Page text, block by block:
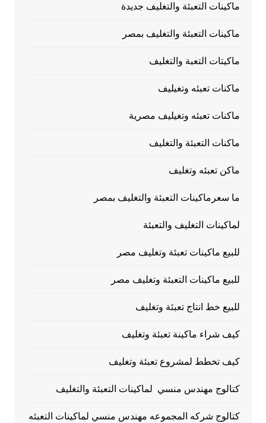
ماكينات التعبئة والتغليف جديدة
ماكينات التعبئة والتغليف بمصر
ماكيتات التعبة والتغليف
ماكنات تعبئه وتغيليف
ماكنات تعبئه وتغيليف مصرية
ماكنات التعبئة والتغليف
ماكن تعبئه وتغليف
ما سعرماكينات التعبئة والتغليف بمصر
لماكينات التغليف والتعبئة
للبيع ماكينات تعبئة وتغليف مصر
للبيع ماكينات التعبئة وتغليف مصر
للبيع خط انتاج تعبئة وتغليف
كيف شراء ماكينة تعبئة وتغليف
كيف تخطط لمشروع تعبئة وتغليف
كتالوج مهندس منسي لماكينات التعبئة والتغليف
كتالوج شركه المجموعه مهندس منسي لماكينات التعبئه